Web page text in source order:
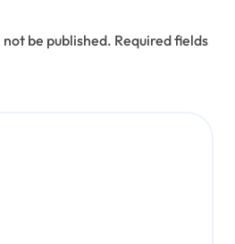
be published. Required fields